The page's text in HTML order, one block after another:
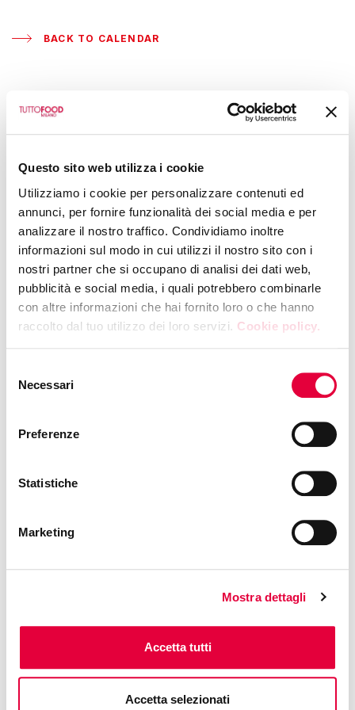
Questo sito web utilizza i cookie
Utilizziamo i cookie per personalizzare contenuti ed
annunci, per fornire funzionalità dei social media e per
analizzare il nostro traffico. Condividiamo inoltre
informazioni sul modo in cui utilizzi il nostro sito con i
nostri partner che si occupano di analisi dei dati web,
pubblicità e social media, i quali potrebbero combinarle
con altre informazioni che hai fornito loro o che hanno
raccolto dal tuo utilizzo dei loro servizi. Cookie policy.
delNecessari
Preferenze
Statistiche
Marketing
Mostra dettagli
Accetta tutti
Accetta selezionati
BACK TO CALENDAR
Masterclass:
Vincenzo Fotia
WEDNESDAY, 13 MAY 2026| 13:00
Hall 7 - Booth U31
Only the best local ingredients!
Presented byEmme Distribuzione